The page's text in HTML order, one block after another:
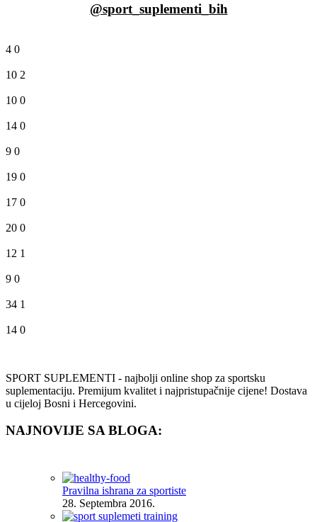
@sport_suplementi_bih
4 0
10 2
10 0
14 0
9 0
19 0
17 0
20 0
12 1
9 0
34 1
14 0
SPORT SUPLEMENTI - najbolji online shop za sportsku
suplementaciju. Premijum kvalitet i najpristupačnije cijene! Dostava
u cijeloj Bosni i Hercegovini.
NAJNOVIJE SA BLOGA:
Pravilna ishrana za sportiste
28. Septembra 2016.